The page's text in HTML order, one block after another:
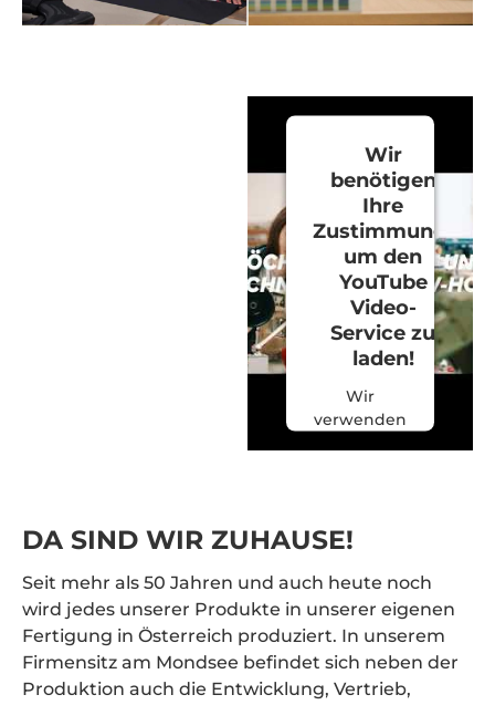
Wir
benötigen
Ihre
Zustimmung,
um den
YouTube
Video-
Service zu
laden!
Wir
verwenden
um
einzubetten.
Dieser
Service
kann Daten
zu Ihren
Aktivitäten
DA SIND WIR ZUHAUSE!
Seit mehr als 50 Jahren und auch heute noch
wird jedes unserer Produkte in unserer eigenen
Fertigung in Österreich produziert. In unserem
Firmensitz am Mondsee befindet sich neben der
Produktion auch die Entwicklung, Vertrieb,